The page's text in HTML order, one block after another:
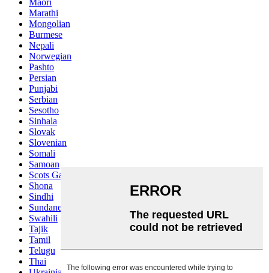
Maori
Marathi
Mongolian
Burmese
Nepali
Norwegian
Pashto
Persian
Punjabi
Serbian
Sesotho
Sinhala
Slovak
Slovenian
Somali
Samoan
Scots Gaelic
Shona
Sindhi
Sundanese
Swahili
Tajik
Tamil
Telugu
Thai